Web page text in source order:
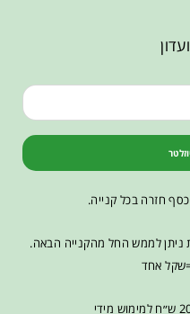
חזרה בכל קנייה.
ניתן לממש החל מהקנייה הבאה.
=שקל אחד